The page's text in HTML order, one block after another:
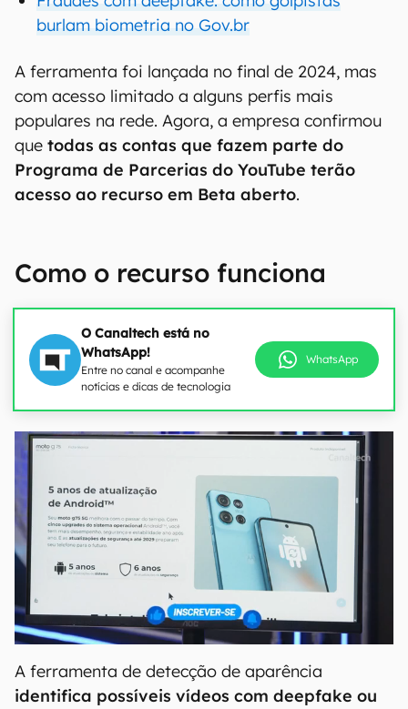
burlam biometria no Gov.br
A ferramenta foi lançada no final de 2024, mas
com acesso limitado a alguns perfis mais
populares na rede. Agora, a empresa confirmou
que todas as contas que fazem parte do
Programa de Parcerias do YouTube terão
acesso ao recurso em Beta aberto.
Como o recurso funciona
O Canaltech está no
WhatsApp!
Entre no canal e acompanhe
notícias e dicas de tecnologia
WhatsApp
A ferramenta de detecção de aparência
identifica possíveis vídeos com deepfake ou